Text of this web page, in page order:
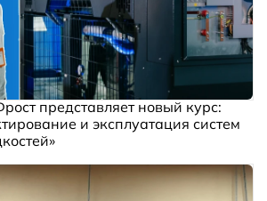
представляет новый курс:
и эксплуатация систем